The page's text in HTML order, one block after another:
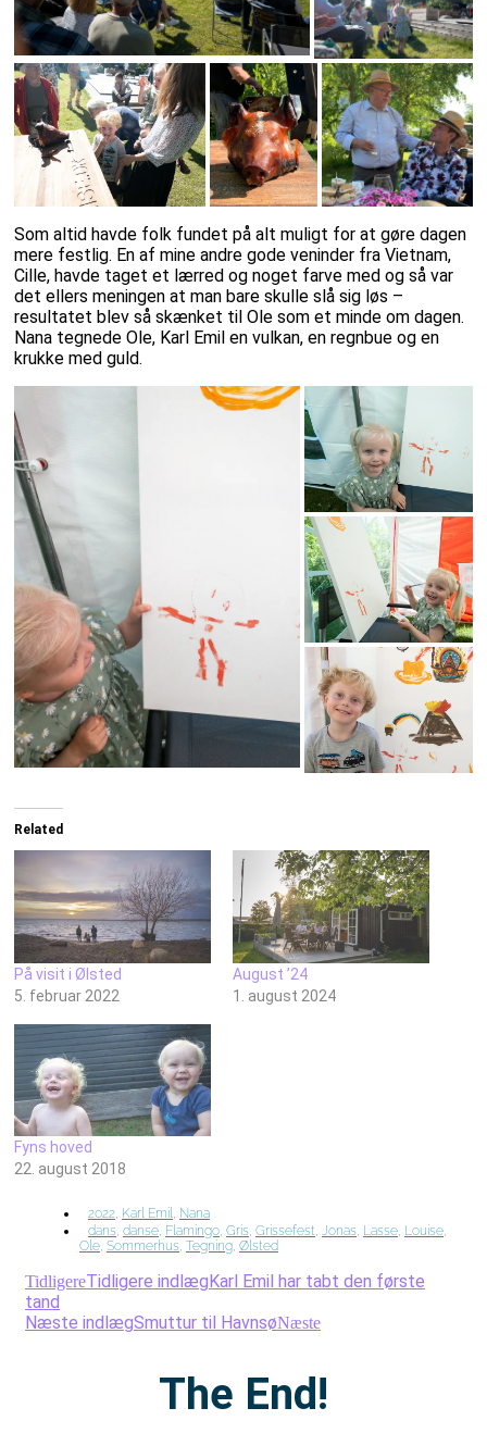
Som altid havde folk fundet på alt muligt for at gøre dagen
mere festlig. En af mine andre gode veninder fra Vietnam,
Cille, havde taget et lærred og noget farve med og så var
det ellers meningen at man bare skulle slå sig løs –
resultatet blev så skænket til Ole som et minde om dagen.
Nana tegnede Ole, Karl Emil en vulkan, en regnbue og en
krukke med guld.
Related
På visit i Ølsted
5. februar 2022
August ’24
1. august 2024
Fyns hoved
22. august 2018
2022, Karl Emil, Nana
dans, danse, Flamingo, Gris, Grissefest, Jonas, Lasse, Louise,
Ole, Sommerhus, Tegning, Ølsted
TidligereTidligere indlæg Karl Emil har tabt den første
tand
Næste indlægSmuttur til HavnsøNæste
The End!